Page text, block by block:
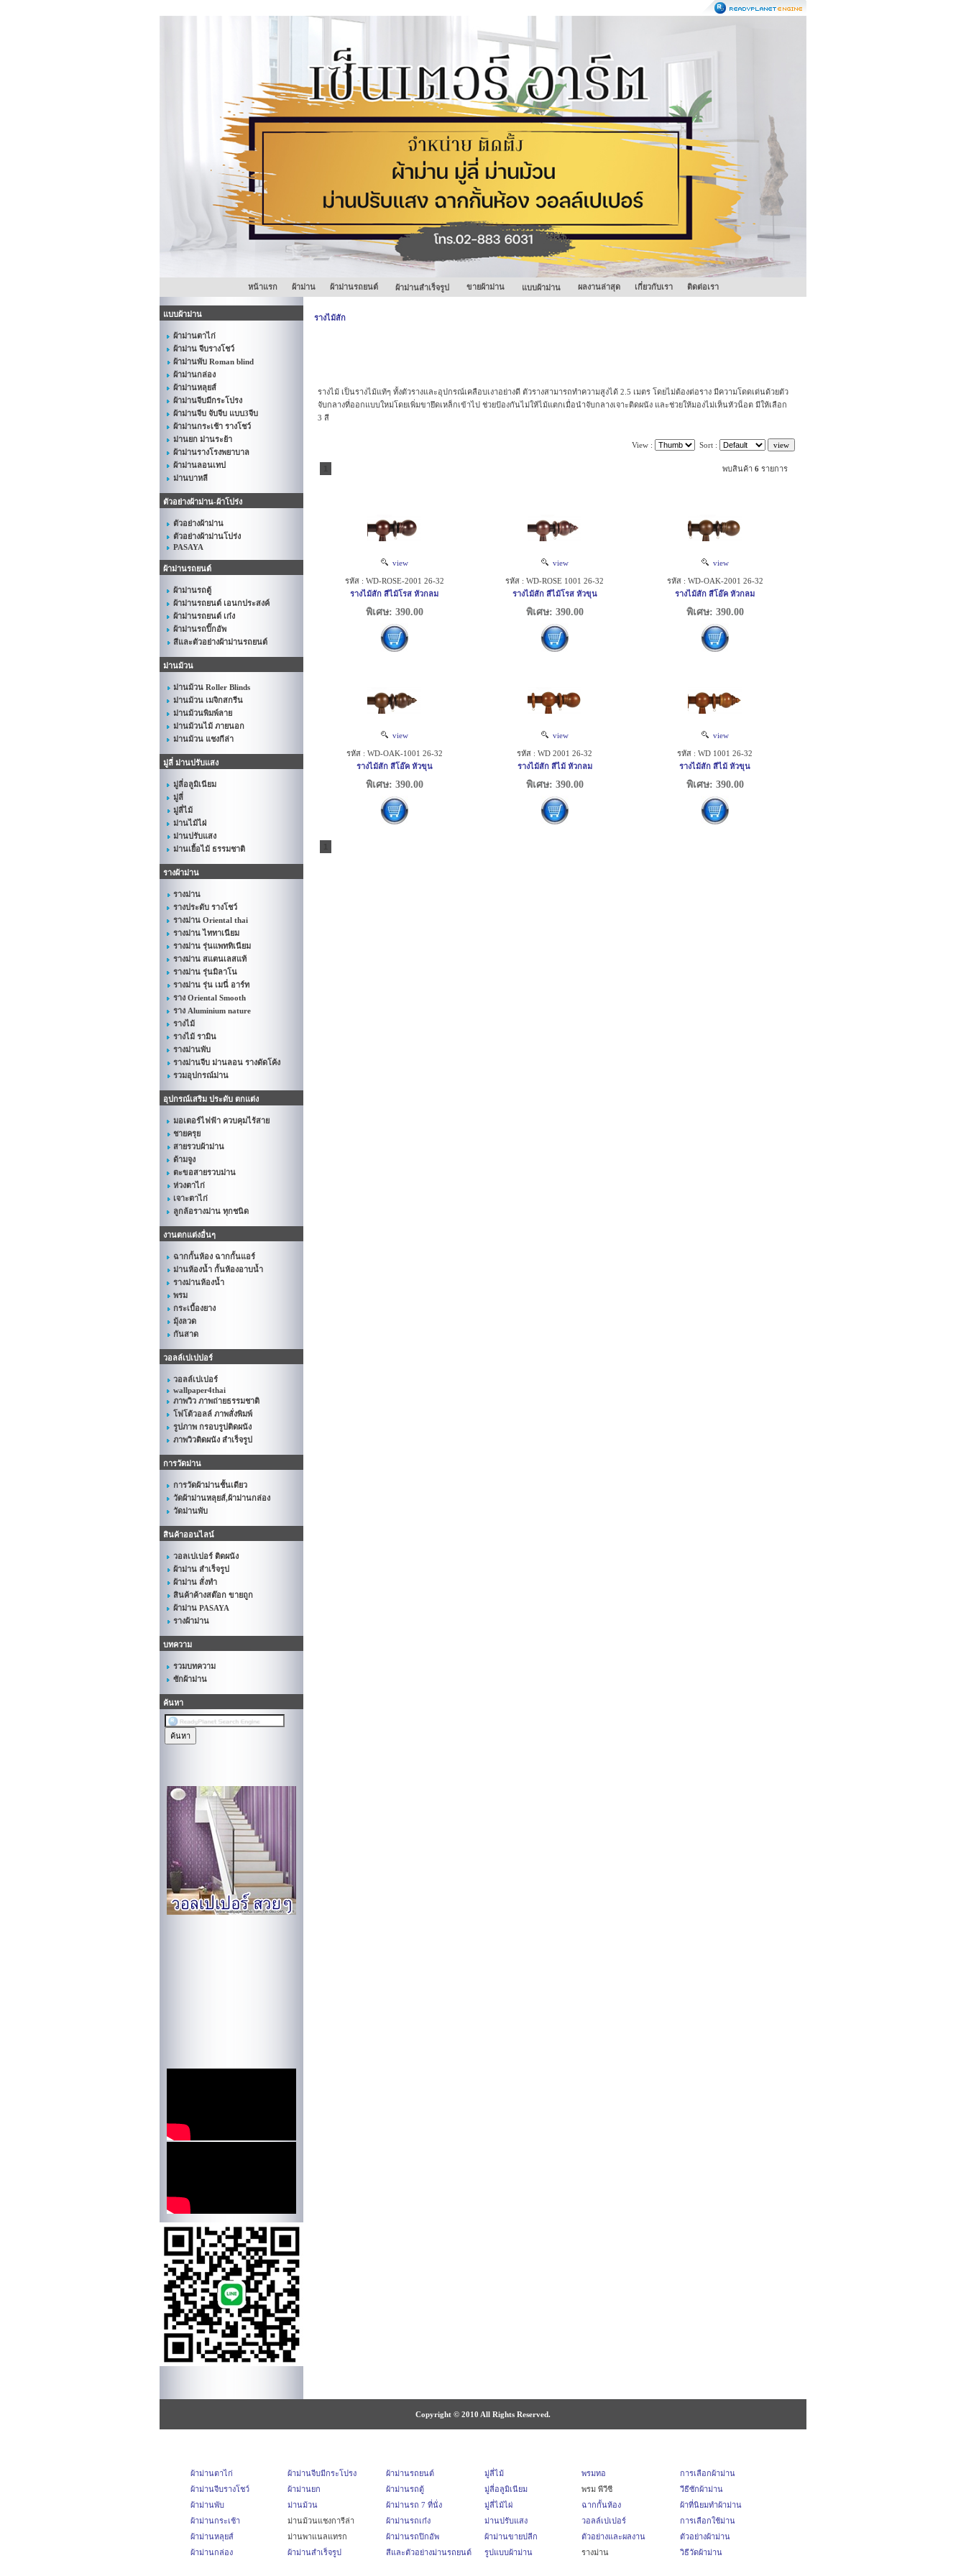
หน้าแรก ผ้าม่าน ผ้าม่านรถยนต์ ผ้าม่านสำเร็จรูป ขายผ้าม่าน แบบผ้าม่าน ผลงานล่าสุด เกี่ยวกับเรา ติดต่อเรา
แบบผ้าม่าน
ผ้าม่านตาไก่
ผ้าม่าน จีบรางโชว์
ผ้าม่านพับ Roman blind
ผ้าม่านกล่อง
ผ้าม่านหลุยส์
ผ้าม่านจีบมีกระโปรง
ผ้าม่านจีบ จับจีบ แบบ3จีบ
ผ้าม่านกระเช้า รางโชว์
ม่านยก ม่านระย้า
ผ้าม่านรางโรงพยาบาล
ผ้าม่านลอนเทป
ม่านบาหลี
ตัวอย่างผ้าม่าน-ผ้าโปร่ง
ตัวอย่างผ้าม่าน
ตัวอย่างผ้าม่านโปร่ง
PASAYA
ผ้าม่านรถยนต์
ผ้าม่านรถตู้
ผ้าม่านรถยนต์ เอนกประสงค์
ผ้าม่านรถยนต์ เก๋ง
ผ้าม่านรถปิ๊กอัพ
สีและตัวอย่างผ้าม่านรถยนต์
ม่านม้วน
ม่านม้วน Roller Blinds
ม่านม้วน เมจิกสกรีน
ม่านม้วนพิมพ์ลาย
ม่านม้วนไม้ ภายนอก
ม่านม้วน แชงกีล่า
มู่ลี่ ม่านปรับแสง
มู่ลี่อลูมิเนียม
มู่ลี่
มู่ลี่ไม้
ม่านไม้ไผ่
ม่านปรับแสง
ม่านเยื้อไม้ ธรรมชาติ
รางผ้าม่าน
รางม่าน
รางประดับ รางโชว์
รางม่าน Oriental thai
รางม่าน ไททาเนียม
รางม่าน รุ่นแพททิเนียม
รางม่าน สแตนเลสแท้
รางม่าน รุ่นมิลาโน
รางม่าน รุ่น เมนี่ อาร์ท
ราง Oriental Smooth
ราง Aluminium nature
รางไม้
รางไม้ รามิน
รางม่านพับ
รางม่านจีบ ม่านลอน รางดัดโค้ง
รวมอุปกรณ์ม่าน
อุปกรณ์เสริม ประดับ ตกแต่ง
มอเตอร์ไฟฟ้า ควบคุมไร้สาย
ชายครุย
สายรวบผ้าม่าน
ด้ามจูง
ตะขอสายรวบม่าน
ห่วงตาไก่
เจาะตาไก่
ลูกล้อรางม่าน ทุกชนิด
งานตกแต่งอื่นๆ
ฉากกั้นห้อง ฉากกั้นแอร์
ม่านห้องน้ำ กั้นห้องอาบน้ำ
รางม่านห้องน้ำ
พรม
กระเบื้องยาง
มุ้งลวด
กันสาด
วอลล์เปเปปอร์
วอลล์เปเปอร์
wallpaper4thai
ภาพวิว ภาพถ่ายธรรมชาติ
โฟโต้วอลล์ ภาพสั่งพิมพ์
รูปภาพ กรอบรูปติดผนัง
ภาพวิวติดผนัง สำเร็จรูป
การวัดม่าน
การวัดผ้าม่านชั้นเดียว
วัดผ้าม่านหลุยส์,ผ้าม่านกล่อง
วัดม่านพับ
สินค้าออนไลน์
วอลเปเปอร์ ติดผนัง
ผ้าม่าน สำเร็จรูป
ผ้าม่าน สั่งทำ
สินค้าค้างสต๊อก ขายถูก
ผ้าม่าน PASAYA
รางผ้าม่าน
บทความ
รวมบทความ
ซักผ้าม่าน
ค้นหา
รางไม้สัก
รางไม้ เป็นรางไม้แท้ๆ ทั้งตัวรางและอุปกรณ์เคลือบเงาอย่างดี ตัวรางสามารถทำความสูงได้ 2.5 เมตร โดยไม่ต้องต่อราง มีความโดดเด่นด้วยตัว
จับกลางที่ออกแบบใหม่โดยเพิ่มขายึดเหล็กเข้าไป ช่วยป้องกันไม่ให้ไม้แตกเมื่อนำจับกลางเจาะติดผนัง และช่วยให้มองไม่เห็นหัวน็อต มีให้เลือก
3 สี
View : Sort :
พบสินค้า6 รายการ
view
รหัส : WD-ROSE-2001 26-32
รางไม้สัก สีไม้โรส หัวกลม
พิเศษ: 390.00
view
รหัส : WD-ROSE 1001 26-32
รางไม้สัก สีไม้โรส หัวขุน
พิเศษ: 390.00
view
รหัส : WD-OAK-2001 26-32
รางไม้สัก สีโอ๊ค หัวกลม
พิเศษ: 390.00
view
รหัส : WD-OAK-1001 26-32
รางไม้สัก สีโอ๊ค หัวขุน
พิเศษ: 390.00
view
รหัส : WD 2001 26-32
รางไม้สัก สีไม้ หัวกลม
พิเศษ: 390.00
view
รหัส : WD 1001 26-32
รางไม้สัก สีไม้ หัวขุน
พิเศษ: 390.00
Copyright © 2010 All Rights Reserved.
ผ้าม่านตาไก่ ผ้าม่านจีบมีกระโปรง ผ้าม่านรถยนต์ มู่ลี่ไม้ พรมทอ
การเลือกผ้าม่าน
ผ้าม่านจีบรางโชว์
ผ้าม่านยก ผ้าม่านรถตู้ มู่ลี่อลูมิเนียม พรม พีวีซี
วีธีซักผ้าม่าน
ผ้าม่านพับ
ม่านม้วน ผ้าม่านรถ 7 ที่นั่ง มู่ลี่ไม้ไผ่ ฉากกั้นห้อง
ผ้าที่นิยมทำผ้าม่าน
ผ้าม่านกระเช้า
ม่านม้วนแชงการีล่า ผ้าม่านรถเก๋ง ม่านปรับแสง วอลล์เปเปอร์
การเลือกใช้ม่าน
ผ้าม่านหลุยส์
ม่านพาแนลแทรก ผ้าม่านรถปิกอัพ ผ้าม่านขายปลีก ตัวอย่างและผลงาน
ตัวอย่างผ้าม่าน
ผ้าม่านกล่อง
ผ้าม่านสำเร็จรูป สีและตัวอย่างม่านรถยนต์ รูปแบบผ้าม่าน รางม่าน วิธีวัดผ้าม่าน